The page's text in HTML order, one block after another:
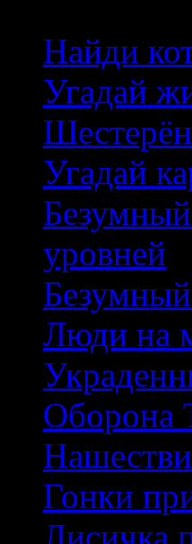
Найди
Угадай
Угадай
уровней
Люди на
Оборона
Гонки